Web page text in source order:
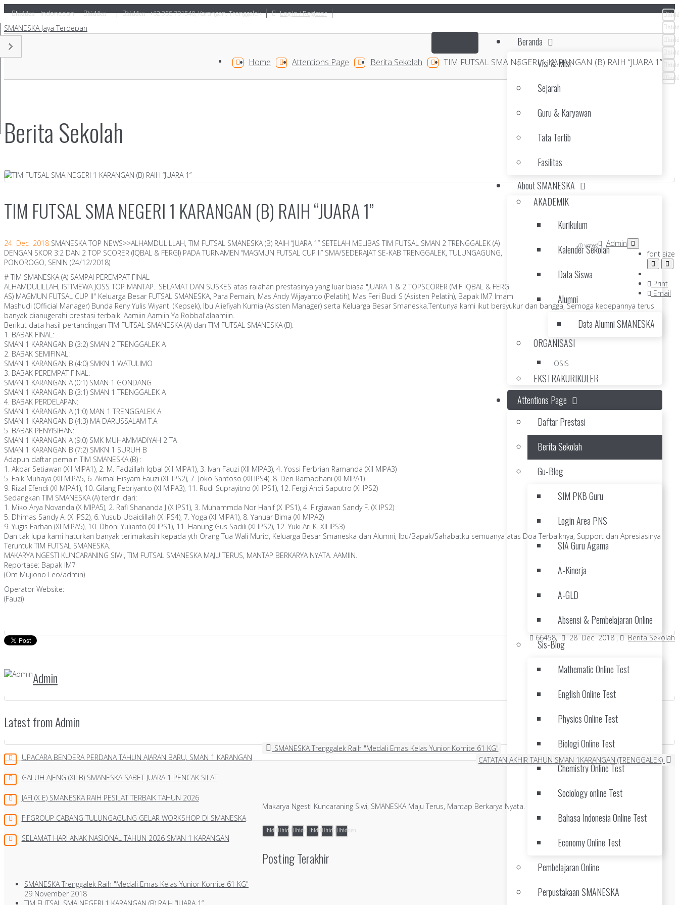
hidden Indonesian hidden hidden +62 355 791540,Karangan, Trenggalek Log in / Register
SMANESKA Jaya Terdepan
Beranda
Visi & Misi
Sejarah
Guru & Karyawan
Tata Tertib
Fasilitas
About SMANESKA
AKADEMIK
Kurikulum
Kalender Sekolah
Data Siswa
Alumni
Data Alumni SMANESKA
ORGANISASI
OSIS
EKSTRAKURIKULER
Attentions Page
Daftar Prestasi
Berita Sekolah
Gu-Blog
SIM PKB Guru
Login Area PNS
SIA Guru Agama
A-Kinerja
A-GLD
Absensi & Pembelajaran Online
Sis-Blog
Mathematic Online Test
English Online Test
Physics Online Test
Biologi Online Test
Chemistry Online Test
Sociology online Test
Bahasa Indonesia Online Test
Economy Online Test
Pembelajaran Online
Perpustakaan SMANESKA
Home Attentions Page Berita Sekolah TIM FUTSAL SMA NEGERI 1 KARANGAN (B) RAIH “JUARA 1”
Berita Sekolah
TIM FUTSAL SMA NEGERI 1 KARANGAN (B) RAIH “JUARA 1”
24 Dec 2018
font size
Print
Email
Admin
1
2
3
4
5 (0 votes)
SMANESKA TOP NEWS>>ALHAMDULILLAH, TIM FUTSAL SMANESKA (B) RAIH “JUARA 1” SETELAH MELIBAS TIM FUTSAL SMAN 2 TRENGGALEK (A)
DENGAN SKOR 3:2 DAN 2 TOP SCORER (IQBAL & FERGI) PADA TURNAMEN “MAGMUN FUTSAL CUP II” SMA/SEDERAJAT SE-KAB TRENGGALEK, TULUNGAGUNG,
PONOROGO, SENIN (24/12/2018)
# TIM SMANESKA (A) SAMPAI PEREMPAT FINAL
ALHAMDULILLAH, ISTIMEWA JOSS TOP MANTAP.. SELAMAT DAN SUSKES atas raiahan prestasinya yang luar biasa "JUARA 1 & 2 TOPSCORER (M.F IQBAL & FERGI
AS) MAGMUN FUTSAL CUP II" Keluarga Besar FUTSAL SMANESKA, Para Pemain, Mas Andy Wijayanto (Pelatih), Mas Feri Budi S (Asisten Pelatih), Bapak IM7 Imam
Mashudi (Official Manager) Bunda Reny Yulis Wiyanti (Kepsek), Ibu Aliefiyah Kurnia (Asisten Manager) serta Keluarga Besar Smaneska.Tentunya kami ikut bersyukur dan bangga, Semoga kedepannya terus
banyak dianugerahi prestasi terbaik. Aamiin Aamiin Ya Robbal'alaamiin.
Berikut data hasil pertandingan TIM FUTSAL SMANESKA (A) dan TIM FUTSAL SMANESKA (B):
1. BABAK FINAL:
SMAN 1 KARANGAN B (3:2) SMAN 2 TRENGGALEK A
2. BABAK SEMIFINAL:
SMAN 1 KARANGAN B (4:0) SMKN 1 WATULIMO
3. BABAK PEREMPAT FINAL:
SMAN 1 KARANGAN A (0:1) SMAN 1 GONDANG
SMAN 1 KARANGAN B (3:1) SMAN 1 TRENGGALEK A
4. BABAK PERDELAPAN:
SMAN 1 KARANGAN A (1:0) MAN 1 TRENGGALEK A
SMAN 1 KARANGAN B (4:3) MA DARUSSALAM T.A
5. BABAK PENYISIHAN:
SMAN 1 KARANGAN A (9:0) SMK MUHAMMADIYAH 2 TA
SMAN 1 KARANGAN B (7:2) SMKN 1 SURUH B
Adapun daftar pemain TIM SMANESKA (B) :
1. Akbar Setiawan (XII MIPA1), 2. M. Fadzillah Iqbal (XII MIPA1), 3. Ivan Fauzi (XII MIPA3), 4. Yossi Ferbrian Ramanda (XII MIPA3)
5. Faik Muhaya (XII MIPA5, 6. Akmal Hisyam Fauzi (XII IPS2), 7. Joko Santoso (XII IPS4), 8. Deri Ramadhani (XI MIPA1)
9. Rizal Efendi (XI MIPA1), 10. Gilang Febriyanto (XI MIPA3), 11. Rudi Suprayitno (XI IPS1), 12. Fergi Andi Saputro (XI IPS2)
Sedangkan TIM SMANESKA (A) terdiri dari:
1. Miko Arya Novanda (X MIPA5), 2. Rafi Shananda J (X IPS1), 3. Muhammda Nor Hanif (X IPS1), 4. Firgiawan Sandy F. (X IPS2)
5. Dhimas Sandy A. (X IPS2), 6. Yusub Ubaidillah (X IPS4), 7. Yoga (XI MIPA1), 8. Yanuar Bima (XI MIPA2)
9. Yugis Farhan (XI MIPA5), 10. Dhoni Yulianto (XI IPS1), 11. Hanung Gus Sadili (XI IPS2), 12. Yuki Ari K. XII IPS3)
Dan tak lupa kami haturkan banyak terimakasih kepada yth Orang Tua Wali Murid, Keluarga Besar Smaneska dan Alumni, Ibu/Bapak/Sahabatku semuanya atas Doa Terbaiknya, Support dan Apresiasinya
Teruntuk TIM FUTSAL SMANESKA.
MAKARYA NGESTI KUNCARANING SIWI, TIM FUTSAL SMANESKA MAJU TERUS, MANTAP BERKARYA NYATA. AAMIIN.
Reportase: Bapak IM7
(Om Mujiono Leo/admin)
Operator Website:
(Fauzi)
66458, 28 Dec 2018 , Berita Sekolah
Admin
Latest from Admin
UPACARA BENDERA PERDANA TAHUN AJARAN BARU, SMAN 1 KARANGAN
GALUH AJENG (XII B) SMANESKA SABET JUARA 1 PENCAK SILAT
JAFI (X E) SMANESKA RAIH PESILAT TERBAIK TAHUN 2026
FIFGROUP CABANG TULUNGAGUNG GELAR WORKSHOP DI SMANESKA
SELAMAT HARI ANAK NASIONAL TAHUN 2026 SMAN 1 KARANGAN
SMANESKA Trenggalek Raih "Medali Emas Kelas Yunior Komite 61 KG"
CATATAN AKHIR TAHUN SMAN 1KARANGAN (TRENGGALEK)
Makarya Ngesti Kuncaraning Siwi, SMANESKA Maju Terus, Mantap Berkarya Nyata.
hiddenhiddenhiddenhiddenhiddenhidden
Posting Terakhir
SMANESKA Trenggalek Raih "Medali Emas Kelas Yunior Komite 61 KG"
29 November 2018